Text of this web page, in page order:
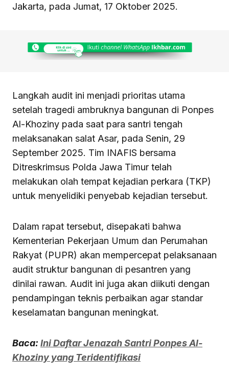
Jakarta, pada Jumat, 17 Oktober 2025.
Langkah audit ini menjadi prioritas utama
setelah tragedi ambruknya bangunan di Ponpes
Al-Khoziny pada saat para santri tengah
melaksanakan salat Asar, pada Senin, 29
September 2025. Tim INAFIS bersama
Ditreskrimsus Polda Jawa Timur telah
melakukan olah tempat kejadian perkara (TKP)
untuk menyelidiki penyebab kejadian tersebut.
Dalam rapat tersebut, disepakati bahwa
Kementerian Pekerjaan Umum dan Perumahan
Rakyat (PUPR) akan mempercepat pelaksanaan
audit struktur bangunan di pesantren yang
dinilai rawan. Audit ini juga akan diikuti dengan
pendampingan teknis perbaikan agar standar
keselamatan bangunan meningkat.
Baca: Ini Daftar Jenazah Santri Ponpes Al-
Khoziny yang Teridentifikasi